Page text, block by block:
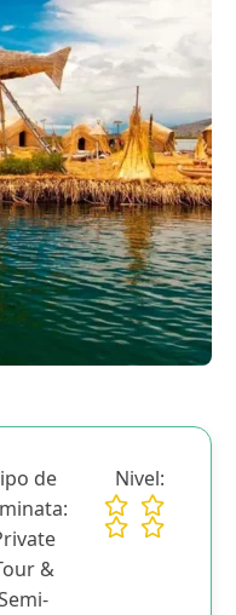
de
&
Nivel: